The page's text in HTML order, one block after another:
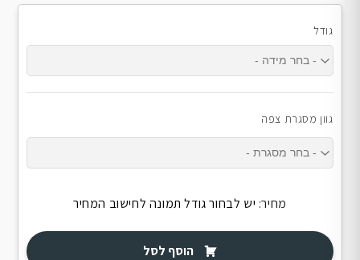
גודל
גוון מסגרת צפה
מחיר: יש לבחור גודל תמונה לחישוב המחיר
הוסף לסל